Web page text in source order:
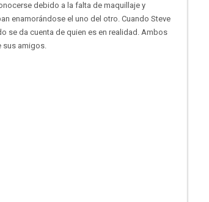
debido a la falta de maquillaje y
enamorándose el uno del otro. Cuando Steve
se da cuenta de quien es en realidad. Ambos
sus amigos.